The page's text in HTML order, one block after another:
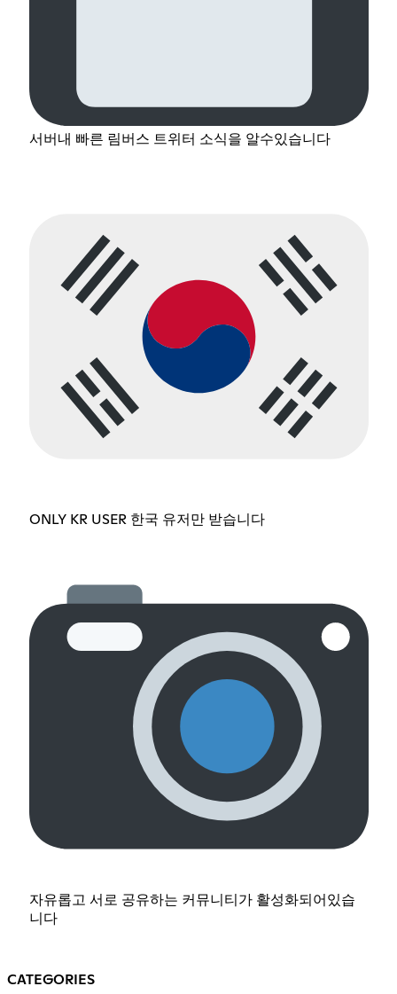
서버내 빠른 림버스 트위터 소식을 알수있습니다
ONLY KR USER 한국 유저만 받습니다
자유롭고 서로 공유하는 커뮤니티가 활성화되어있습
니다
CATEGORIES